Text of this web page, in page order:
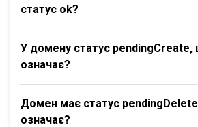
статус ok?
У домену статус
означає?
Домен має статус
означає?